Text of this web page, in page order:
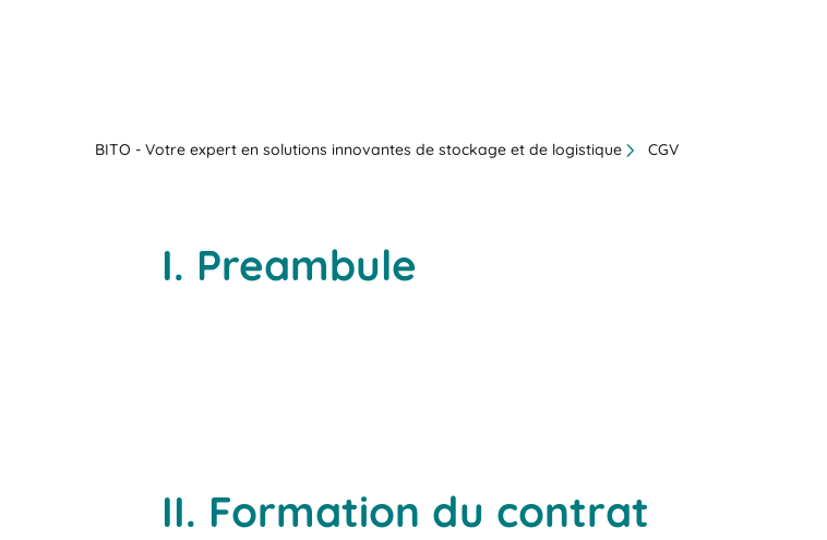
BITO - Votre expert en solutions innovantes de stockage et de logistique CGV
I. Preambule
II. Formation du contrat